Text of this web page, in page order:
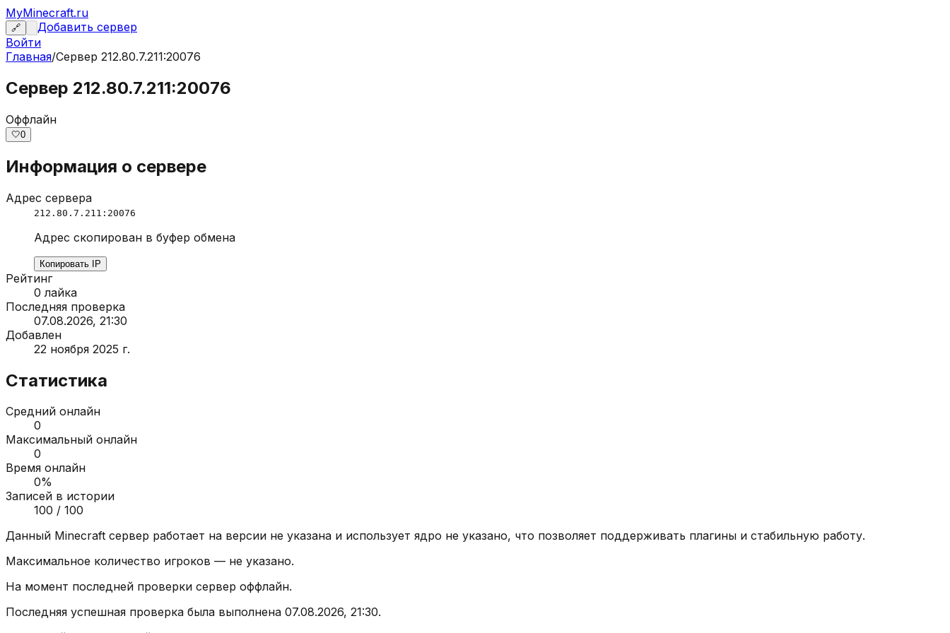
MyMinecraft.ru
🔗
Добавить сервер
Войти
Главная/Сервер 212.80.7.211:20076
Сервер 212.80.7.211:20076
Оффлайн
🤍0
Информация о сервере
Адрес сервера
212.80.7.211:20076
Адрес скопирован в буфер обмена
Копировать IP
Рейтинг
0 лайка
Последняя проверка
07.08.2026, 21:30
Добавлен
22 ноября 2025 г.
Статистика
Средний онлайн
0
Максимальный онлайн
0
Время онлайн
0%
Записей в истории
100 / 100
Данный Minecraft сервер работает на версии не указана и использует ядро не указано, что позволяет поддерживать плагины и стабильную работу.
Максимальное количество игроков — не указано.
На момент последней проверки сервер оффлайн.
Последняя успешная проверка была выполнена 07.08.2026, 21:30.